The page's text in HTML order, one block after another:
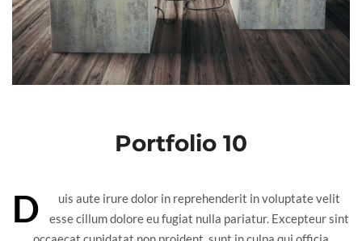
Portfolio 10
D
uis aute irure dolor in reprehenderit in voluptate velit
esse cillum dolore eu fugiat nulla pariatur. Excepteur sint